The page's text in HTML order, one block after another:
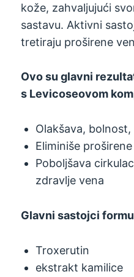
kože, zahvaljujući
sastavu. Aktivni
tretiraju proširene
Ovo su glavni
s Levicoseovom
Olakšava,
Eliminiše
Poboljšava
zdravlje vena
Glavni sastojci
Troxerutin
ekstrakt kamilice